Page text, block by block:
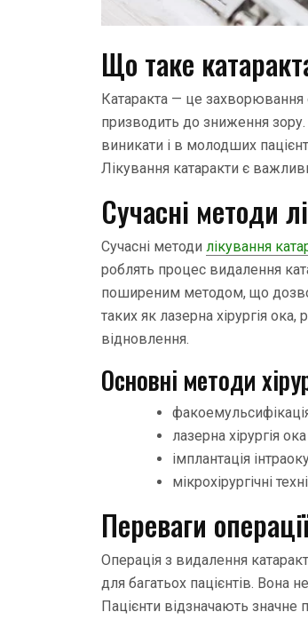
Що таке
Катаракта — це захворювання
призводить до зниження
виникати і в молодших
Лікування катаракти є
Сучасні методи
Сучасні методи лікування
роблять процес видалення
поширеним методом, що
таких як лазерна хірургія
відновлення.
Основні методи
лазерна хірургія
імплантація
мікрохірургічні
Переваги
Операція з видалення
для багатьох пацієнтів. Вона
Пацієнти відзначають значне